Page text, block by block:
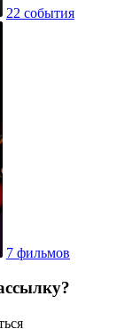
22 события
7 фильмов